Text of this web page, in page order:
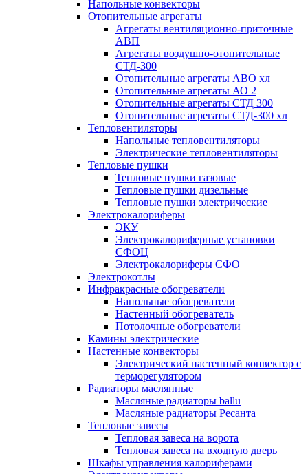
Напольные конвекторы
Отопительные агрегаты
Агрегаты вентиляционно-приточные
АВП
Агрегаты воздушно-отопительные
СТД-300
Отопительные агрегаты АВО хл
Отопительные агрегаты АО 2
Отопительные агрегаты СТД 300
Отопительные агрегаты СТД-300 хл
Тепловентиляторы
Напольные тепловентиляторы
Электрические тепловентиляторы
Тепловые пушки
Тепловые пушки газовые
Тепловые пушки дизельные
Тепловые пушки электрические
Электрокалориферы
ЭКУ
Электрокалориферные установки
СФОЦ
Электрокалориферы СФО
Электрокотлы
Инфракрасные обогреватели
Напольные обогреватели
Настенный обогреватель
Потолочные обогреватели
Камины электрические
Настенные конвекторы
Электрический настенный конвектор с
терморегулятором
Радиаторы маслянные
Масляные радиаторы ballu
Масляные радиаторы Ресанта
Тепловые завесы
Тепловая завеса на ворота
Тепловая завеса на входную дверь
Шкафы управления калориферами